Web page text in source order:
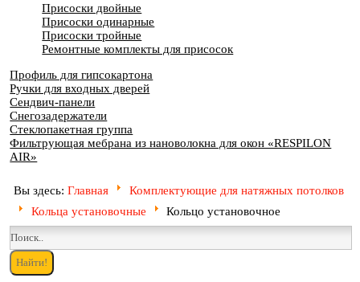
Присоски двойные
Присоски одинарные
Присоски тройные
Ремонтные комплекты для присосок
Профиль для гипсокартона
Ручки для входных дверей
Сендвич-панели
Снегозадержатели
Стеклопакетная группа
Фильтрующая мебрана из нановолокна для окон «RESPILON
AIR»
Вы здесь:Главная
Комплектующие для натяжных потолков
Кольца установочные
Кольцо установочное